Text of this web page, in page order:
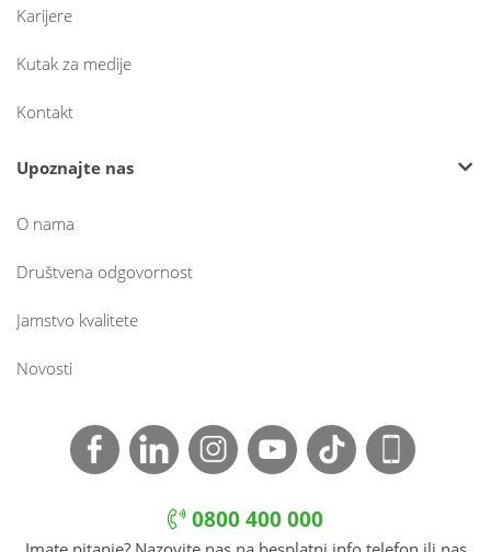
Karijere
Kutak za medije
Kontakt
Upoznajte nas
O nama
Društvena odgovornost
Jamstvo kvalitete
Novosti
0800 400 000